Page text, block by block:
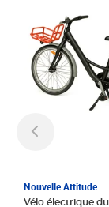
Nouvelle Attitude
Vélo électrique